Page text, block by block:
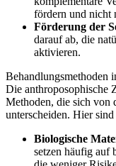
fördern und nicht
Förderung der
darauf ab, die
aktivieren.
Behandlungsmethoden
Die anthroposophische
Methoden, die sich von
unterscheiden. Hier
Biologische
setzen häufig auf